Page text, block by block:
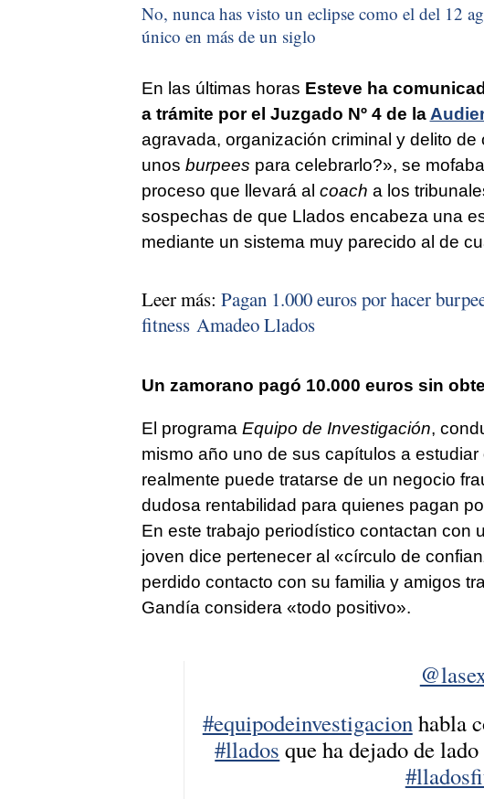
No, nunca has visto un eclipse como el del 12
único en más de un siglo
En las últimas horas Esteve ha
a trámite por el Juzgado Nº 4 de la
agravada, organización criminal y delito
unos burpees para celebrarlo?», se
proceso que llevará al coach a los
sospechas de que Llados encabeza una
mediante un sistema muy parecido al de
Leer más: Pagan 1.000 euros por hacer
fitness Amadeo Llados
Un zamorano pagó 10.000 euros sin
El programa Equipo de Investigación,
mismo año uno de sus capítulos a estudiar
realmente puede tratarse de un negocio
dudosa rentabilidad para quienes pagan
En este trabajo periodístico contactan con
joven dice pertenecer al «círculo de
perdido contacto con su familia y amigos
Gandía considera «todo positivo».
#equipodeinvestigacionhabla
#llados que ha dejado de